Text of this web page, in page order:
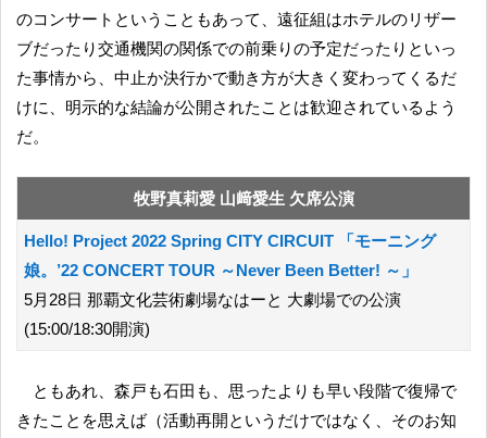
のコンサートということもあって、遠征組はホテルのリザー
ブだったり交通機関の関係での前乗りの予定だったりといっ
た事情から、中止か決行かで動き方が大きく変わってくるだ
けに、明示的な結論が公開されたことは歓迎されているよう
だ。
牧野真莉愛 山﨑愛生 欠席公演
Hello! Project 2022 Spring CITY CIRCUIT 「モーニング
娘。’22 CONCERT TOUR ～Never Been Better! ～」
5月28日 那覇文化芸術劇場なはーと 大劇場での公演
(15:00/18:30開演)
ともあれ、森戸も石田も、思ったよりも早い段階で復帰で
きたことを思えば（活動再開というだけではなく、そのお知